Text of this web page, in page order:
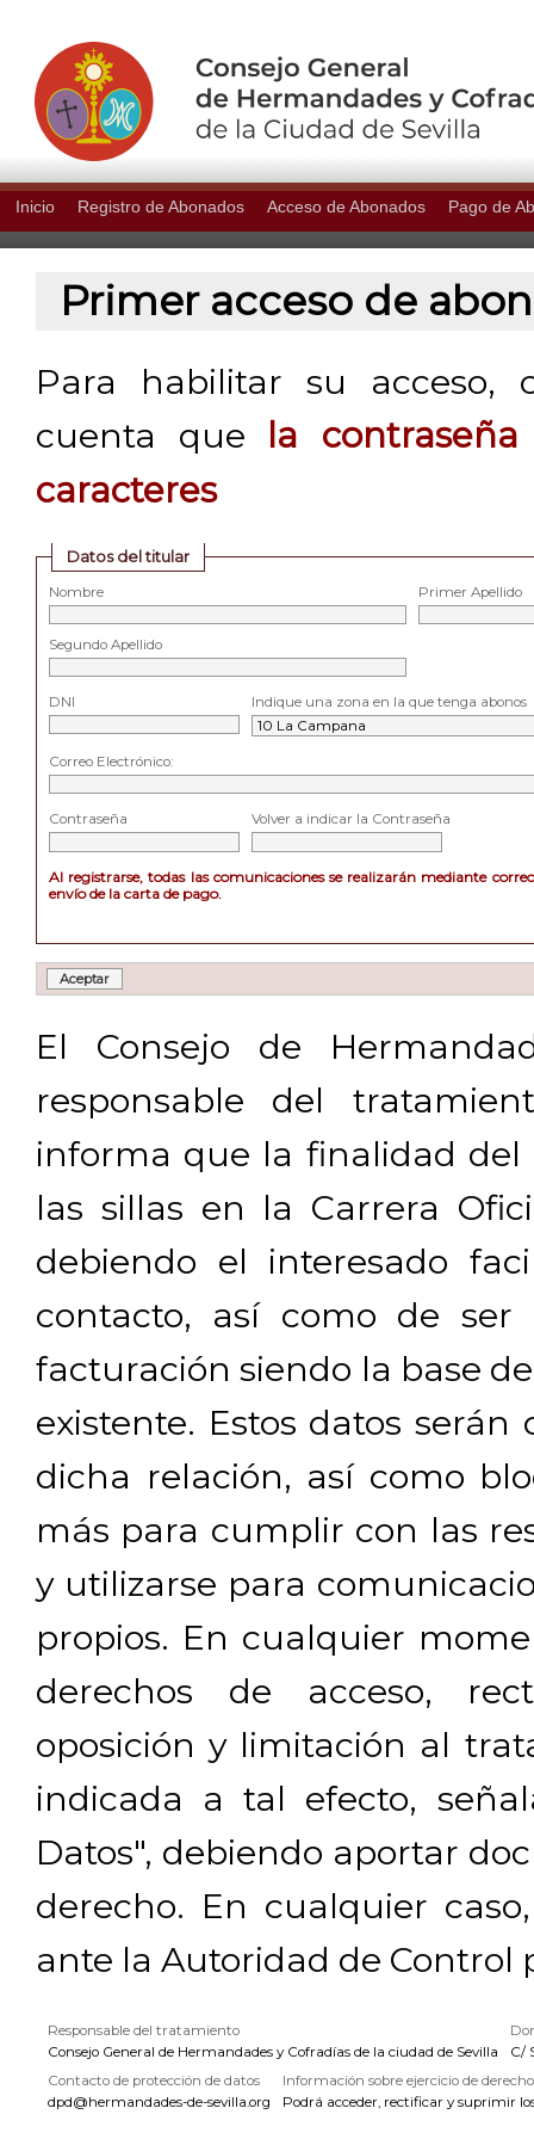
Inicio Registro de Abonados Acceso de Abonados Pago de
Primer acceso de
Para habilitar su acceso,
cuenta que
la
caracteres
Datos del titular
Nombre Primer Apellido
Segundo Apellido
DNI Indique una zona en la que tenga abonos
Correo Electrónico:
Contraseña Volver a indicar la Contraseña
Al registrarse, todas las comunicaciones se realizarán mediante
envío de la carta de pago.
El Consejo de
responsable del
informa que la finalidad del
las sillas en la Carrera
debiendo el interesado
contacto, así como de ser
facturación siendo la base
existente. Estos datos
dicha relación, así como
más para cumplir con las
y utilizarse para
propios. En cualquier
derechos de acceso,
oposición y limitación al
indicada a tal efecto,
Datos", debiendo aportar
derecho. En cualquier
ante la Autoridad de Control
Responsable del tratamiento
Consejo General de Hermandades y Cofradías de la ciudad de Sevilla
C/
Contacto de protección de datos
dpd@hermandades-de-sevilla.org
Información sobre ejercicio de
Podrá acceder, rectificar y suprimir